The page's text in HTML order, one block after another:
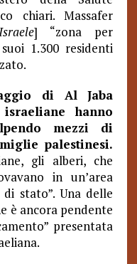
chiari. Massafer
] “zona per
1.300 residenti
di Al Jaba
hanno
mezzi di
palestinesi.
gli alberi, che
in un’area
stato”. Una delle
è ancora pendente
presentata